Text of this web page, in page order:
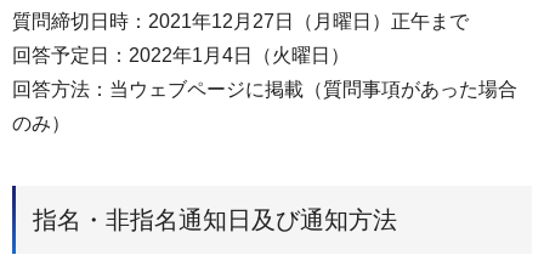
質問締切日時：2021年12月27日（月曜日）正午まで
回答予定日：2022年1月4日（火曜日）
回答方法：当ウェブページに掲載（質問事項があった場合
のみ）
指名・非指名通知日及び通知方法